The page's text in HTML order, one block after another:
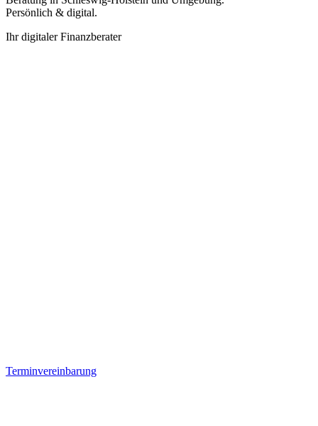
Persönlich & digital.
Ihr digitaler Finanzberater
Terminvereinbarung